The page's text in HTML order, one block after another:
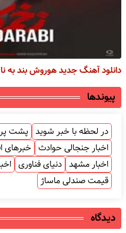
دانلود آهنگ جدید هوروش بند به
پیوندها
در لحظه با خبر شوید پشت
اخبار جنجالی حوادث خبرهای
اخبار مشهد دنیای فناوری
قیمت صندلی ماساژ
دیدگاه